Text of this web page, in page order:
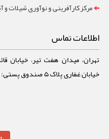
مرکز کارآفرینی و نوآوری شیلات و
اطلاعات تماس
تهران، میدان هفت تیر، خیابان
خیابان غفاری پلاک 5 صندوق پستی: 15745-133 و کد پستی: 1588733111